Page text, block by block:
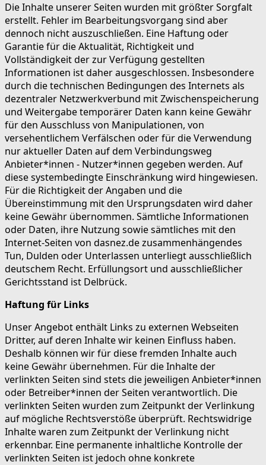
Die Inhalte unserer Seiten wurden mit größter Sorgfalt
erstellt. Fehler im Bearbeitungsvorgang sind aber
dennoch nicht auszuschließen. Eine Haftung oder
Garantie für die Aktualität, Richtigkeit und
Vollständigkeit der zur Verfügung gestellten
Informationen ist daher ausgeschlossen. Insbesondere
durch die technischen Bedingungen des Internets als
dezentraler Netzwerkverbund mit Zwischenspeicherung
und Weitergabe temporärer Daten kann keine Gewähr
für den Ausschluss von Manipulationen, von
versehentlichem Verfälschen oder für die Verwendung
nur aktueller Daten auf dem Verbindungsweg
Anbieter*innen - Nutzer*innen gegeben werden. Auf
diese systembedingte Einschränkung wird hingewiesen.
Für die Richtigkeit der Angaben und die
Übereinstimmung mit den Ursprungsdaten wird daher
keine Gewähr übernommen. Sämtliche Informationen
oder Daten, ihre Nutzung sowie sämtliches mit den
Internet-Seiten von dasnez.de zusammenhängendes
Tun, Dulden oder Unterlassen unterliegt ausschließlich
deutschem Recht. Erfüllungsort und ausschließlicher
Gerichtsstand ist Delbrück.
Haftung für Links
Unser Angebot enthält Links zu externen Webseiten
Dritter, auf deren Inhalte wir keinen Einfluss haben.
Deshalb können wir für diese fremden Inhalte auch
keine Gewähr übernehmen. Für die Inhalte der
verlinkten Seiten sind stets die jeweiligen Anbieter*innen
oder Betreiber*innen der Seiten verantwortlich. Die
verlinkten Seiten wurden zum Zeitpunkt der Verlinkung
auf mögliche Rechtsverstöße überprüft. Rechtswidrige
Inhalte waren zum Zeitpunkt der Verlinkung nicht
erkennbar. Eine permanente inhaltliche Kontrolle der
verlinkten Seiten ist jedoch ohne konkrete